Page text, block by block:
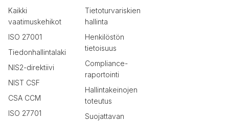
Kaikki
vaatimuskehikot
ISO 27001
Tiedonhallintalaki
NIS2-direktiivi
NIST CSF
CSA CCM
ISO 27701
Tietoturvariskien
hallinta
Henkilöstön
tietoisuus
Compliance-
raportointi
Hallintakeinojen
toteutus
Suojattavan